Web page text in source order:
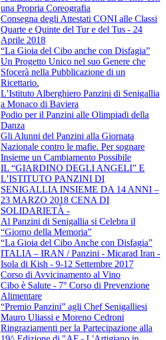
una Propria Coreografia
Consegna degli Attestati CONI alle Classi
Quarte e Quinte del Tur e del Tus - 24
Aprile 2018
“La Gioia del Cibo anche con Disfagia”
Un Progetto Unico nel suo Genere che
Sfocerà nella Pubblicazione di un
Ricettario.
L’Istituto Alberghiero Panzini di Senigallia
a Monaco di Baviera
Podio per il Panzini alle Olimpiadi della
Danza
Gli Alunni del Panzini alla Giornata
Nazionale contro le mafie. Per sognare
Insieme un Cambiamento Possibile
IL “GIARDINO DEGLI ANGELI” E
L’ISTITUTO PANZINI DI
SENIGALLIA INSIEME DA 14 ANNI –
23 MARZO 2018 CENA DI
SOLIDARIETÀ -
Al Panzini di Senigallia si Celebra il
“Giorno della Memoria”
“La Gioia del Cibo Anche con Disfagia”
ITALIA – IRAN / Panzini - Micarad Iran -
Isola di Kish - 9-12 Settembre 2017
Corso di Avvicinamento al Vino
Cibo è Salute - 7° Corso di Prevenzione
Alimentare
“Premio Panzini” agli Chef Senigalliesi
Mauro Uliassi e Moreno Cedroni
Ringraziamenti per la Partecipazione alla